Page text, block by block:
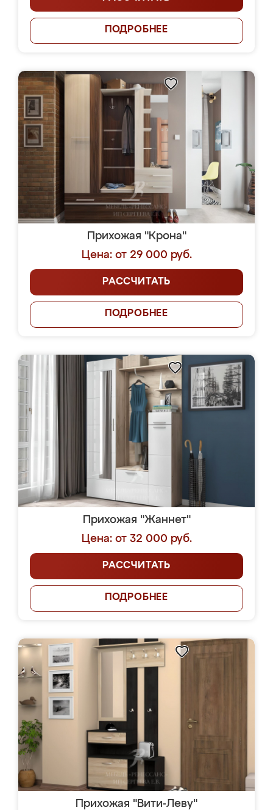
ПОДРОБНЕЕ
Прихожая "Крона"
Цена: от 29 000 руб.
РАССЧИТАТЬ
ПОДРОБНЕЕ
Прихожая "Жаннет"
Цена: от 32 000 руб.
РАССЧИТАТЬ
ПОДРОБНЕЕ
Прихожая "Вити-Леву"